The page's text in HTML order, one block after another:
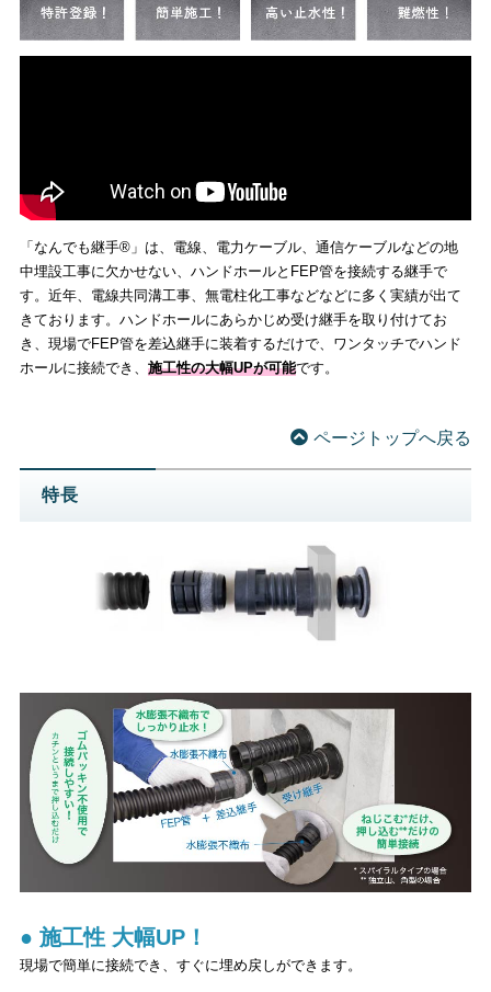
「なんでも継手®」は、電線、電力ケーブル、通信ケーブルなどの地
中埋設工事に欠かせない、ハンドホールとFEP管を接続する継手で
す。近年、電線共同溝工事、無電柱化工事などなどに多く実績が出て
きております。ハンドホールにあらかじめ受け継手を取り付けてお
き、現場でFEP管を差込継手に装着するだけで、ワンタッチでハンド
ホールに接続でき、 施工性の大幅UPが可能です。
ページトップへ戻る
特長
● 施工性 大幅UP！
現場で簡単に接続でき、すぐに埋め戻しができます。